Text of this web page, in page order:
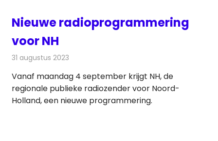
Nieuwe radioprogrammering
voor NH
31 augustus 2023
Vanaf maandag 4 september krijgt NH, de
regionale publieke radiozender voor Noord-
Holland, een nieuwe programmering.